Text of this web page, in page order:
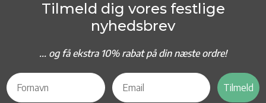
Tilmeld dig vores festlige
nyhedsbrev
... og få ekstra 10% rabat på din næste ordre!
Tilmeld